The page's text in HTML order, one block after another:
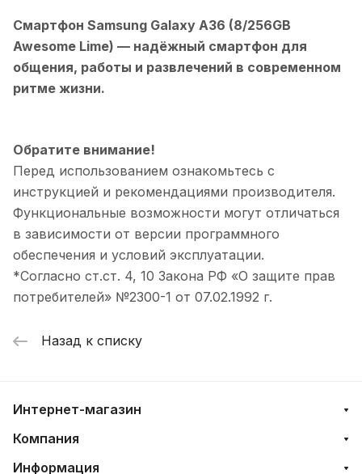
Смартфон Samsung Galaxy A36 (8/256GB
Awesome Lime) — надёжный смартфон для
общения, работы и развлечений в современном
ритме жизни.
Обратите внимание!
Перед использованием ознакомьтесь с
инструкцией и рекомендациями производителя.
Функциональные возможности могут отличаться
в зависимости от версии программного
обеспечения и условий эксплуатации.
*Согласно ст.ст. 4, 10 Закона РФ «О защите прав
потребителей» №2300-1 от 07.02.1992 г.
Назад к списку
Интернет-магазин
Компания
Информация